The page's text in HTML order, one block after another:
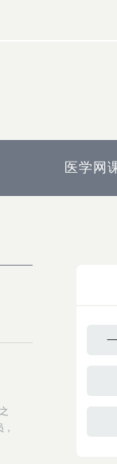
医学网